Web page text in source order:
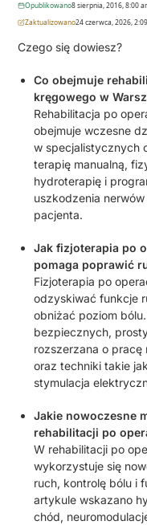
Opublikowano8 sierpnia, 2016, 8:00
Zaktualizowano24 czerwca, 2026,
Czego się dowiesz?
Co obejmuje
kręgowego w
Rehabilitacja po
obejmuje wczesne
w specjalistycznych
terapię manualną,
hydroterapię i
uszkodzenia
pacjenta.
Jak fizjoterapia po
pomaga poprawić
Fizjoterapia po
odzyskiwać funkcje
obniżać poziom
bezpiecznych,
rozszerzana o pracę
oraz techniki takie
stymulacja
Jakie nowoczesne
rehabilitacji po
W rehabilitacji po
wykorzystuje się
ruch, kontrolę bólu i
artykule wskazano
chód,